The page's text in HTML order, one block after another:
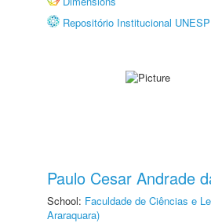
Repositório Institucional UNESP
Paulo Cesar Andrade
School: Faculdade de Ciências e
Araraquara)